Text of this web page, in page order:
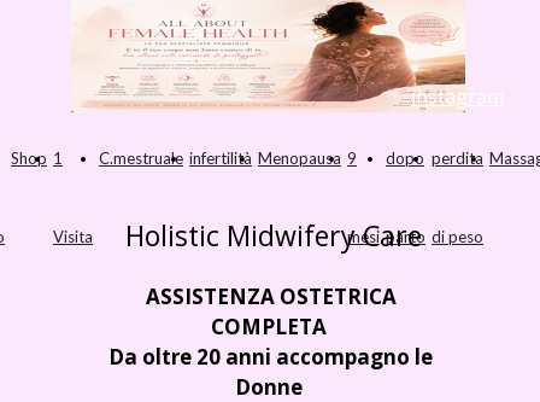
instagram
Holistic Midwifery Care
Shop 1
Visita
C.mestruale infertilità Menopausa 9
mesi
dopo
parto
perdita
di peso
ASSISTENZA OSTETRICA
COMPLETA
Da oltre 20 anni accompagno le
Donne